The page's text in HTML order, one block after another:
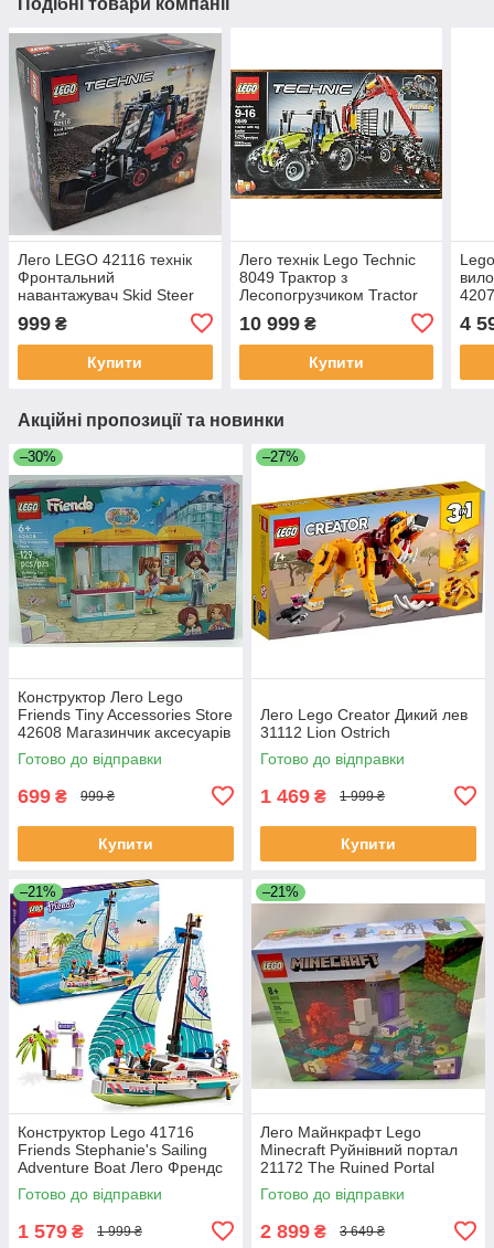
Подібні товари компанії
Лего LEGO 42116 технік
Фронтальний
навантажувач Skid Steer
999 ₴
Купити
Лего технік Lego Technic
8049 Трактор з
Лесопогрузчиком Tractor
10 999₴
Купити
4
Акційні пропозиції та новинки
–30%
Конструктор Лего Lego
Friends Tiny Accessories Store
42608 Магазинчик аксесуарів
Готово до відправки
699 ₴ 999 ₴
Купити
–27%
Лего Lego Creator Дикий лев
31112 Lion Ostrich
Готово до відправки
1 469 ₴ 1 999 ₴
Купити
–21%
Конструктор Lego 41716
Friends Stephanie's Sailing
Adventure Boat Лего Френдс
Пригоди Стефані на яхті
Готово до відправки
1 579 ₴ 1 999 ₴
–21%
Лего Майнкрафт Lego
Minecraft Руйнівний портал
21172 The Ruined Portal
Готово до відправки
2 899 ₴ 3 649 ₴